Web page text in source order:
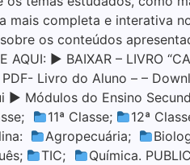
mais completa e interativa
os conteúdos
AQUI: ▶ BAIXAR – LIVRO
Livro do Aluno – –
▶ Módulos do Ensino
11ª Classe;
12ª
Agropecuária;
TIC; Química.